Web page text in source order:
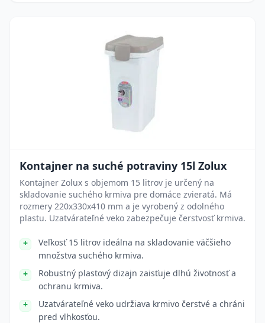
Kontajner na suché potraviny 15l Zolux
Kontajner Zolux s objemom 15 litrov je určený na
skladovanie suchého krmiva pre domáce zvieratá. Má
rozmery 220x330x410 mm a je vyrobený z odolného
plastu. Uzatvárateľné veko zabezpečuje čerstvosť krmiva.
Veľkosť 15 litrov ideálna na skladovanie väčšieho
množstva suchého krmiva.
Robustný plastový dizajn zaisťuje dlhú životnosť a
ochranu krmiva.
Uzatvárateľné veko udržiava krmivo čerstvé a chráni
pred vlhkosťou.